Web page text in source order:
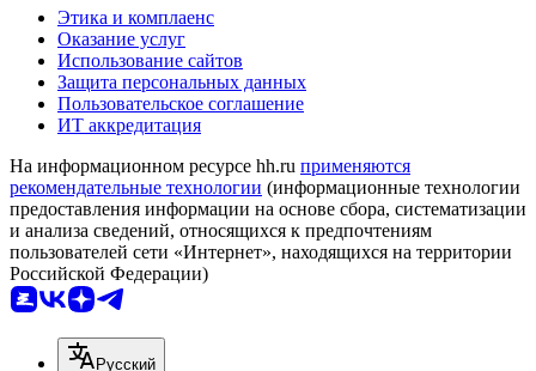
Этика и комплаенс
Оказание услуг
Использование сайтов
Защита персональных данных
Пользовательское соглашение
ИТ аккредитация
На информационном ресурсе hh.ru применяются
рекомендательные технологии (информационные технологии
предоставления информации на основе сбора, систематизации
и анализа сведений, относящихся к предпочтениям
пользователей сети «Интернет», находящихся на территории
Российской Федерации)
Русский